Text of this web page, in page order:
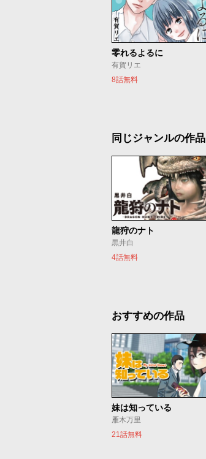
零れるよるに
有賀リエ
8話無料
同じジャンルの作品
龍狩のナト
黒井白
4話無料
おすすめの作品
妹は知っている
雁木万里
21話無料